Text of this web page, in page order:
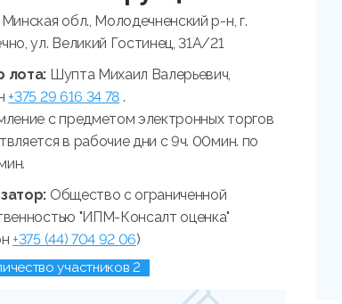
Минская обл., Молодечненский р-н, г.
ул. Великий Гостинец, 31А/21
лота: Шупта Михаил Валерьевич,
+375 29 616 34 78 .
с предметом электронных торгов
в рабочие дни с 9ч. 00мин. по
Общество с ограниченной
"ИПМ-Консалт оценка"
+375 (44) 704 92 06)
участников 2